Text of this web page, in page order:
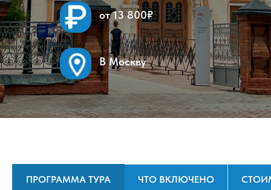
от 13 800₽
В Москву
ПРОГРАММА ТУРА ЧТО ВКЛЮЧЕНО